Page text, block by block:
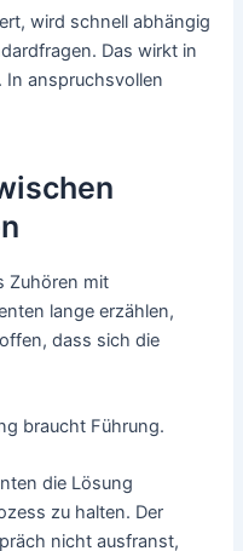
wird schnell abhängig
Das wirkt in
In anspruchsvollen
Zuhören mit
lange erzählen,
dass sich die
braucht Führung.
die Lösung
zu halten. Der
nicht ausfranst,